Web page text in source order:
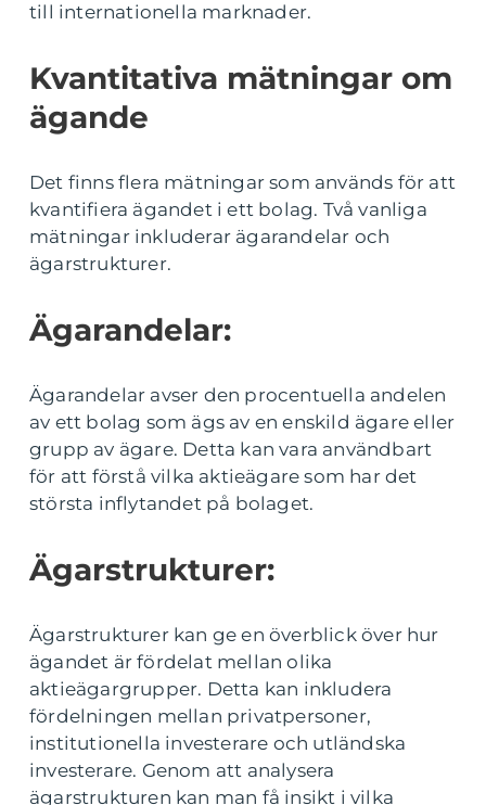
till internationella marknader.
Kvantitativa mätningar om
ägande
Det finns flera mätningar som används för att
kvantifiera ägandet i ett bolag. Två vanliga
mätningar inkluderar ägarandelar och
ägarstrukturer.
Ägarandelar:
Ägarandelar avser den procentuella andelen
av ett bolag som ägs av en enskild ägare eller
grupp av ägare. Detta kan vara användbart
för att förstå vilka aktieägare som har det
största inflytandet på bolaget.
Ägarstrukturer:
Ägarstrukturer kan ge en överblick över hur
ägandet är fördelat mellan olika
aktieägargrupper. Detta kan inkludera
fördelningen mellan privatpersoner,
institutionella investerare och utländska
investerare. Genom att analysera
ägarstrukturen kan man få insikt i vilka